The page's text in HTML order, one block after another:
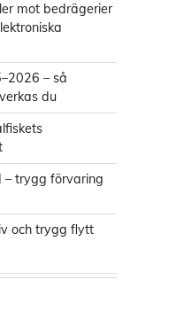
mot bedrägerier
– så
du
– trygg förvaring
och trygg flytt